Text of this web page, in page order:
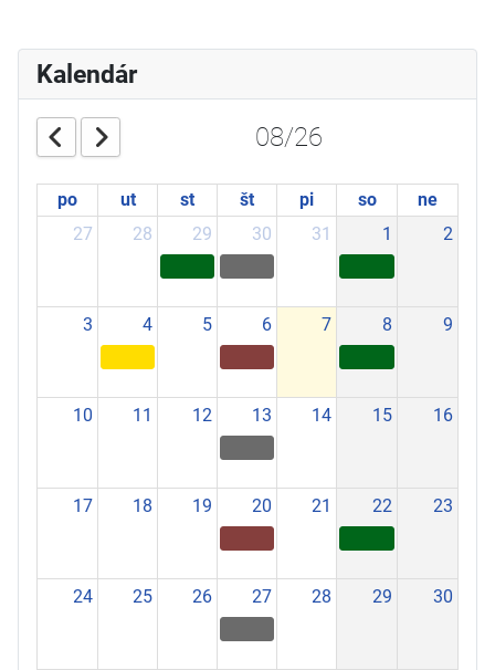
Kalendár
08/26
po ut st št pi so
ne
27
28 29 30 31 1 2
3 4 5 6 7 8 9
10 11 12 13 14 15 16
17 18 19 20 21 22 23
24 25 26 27 28 29 30